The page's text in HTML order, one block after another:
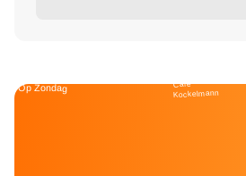
Op Zondag Café
Kockelmann